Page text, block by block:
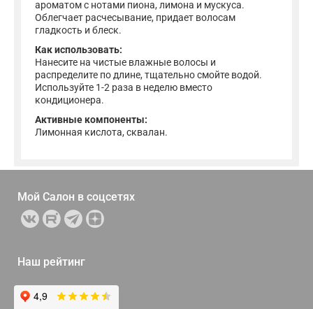
ароматом с нотами пиона, лимона и мускуса.
Облегчает расчесывание, придает волосам
гладкость и блеск.
Как использовать:
Нанесите на чистые влажные волосы и
распределите по длине, тщательно смойте водой.
Используйте 1-2 раза в неделю вместо
кондиционера.
Активные компоненты:
Лимонная кислота, сквалан.
Мой Салон в соцсетях
Наш рейтинг